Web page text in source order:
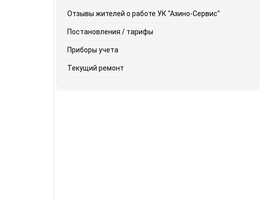
Отзывы жителей о работе УК "Азино-Сервис"
Постановления / тарифы
Приборы учета
Текущий ремонт